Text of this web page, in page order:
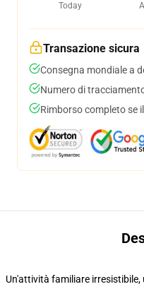
Today
Transazione sicura
Consegna mondiale a
Numero di
Rimborso completo se
Un'attività familiare